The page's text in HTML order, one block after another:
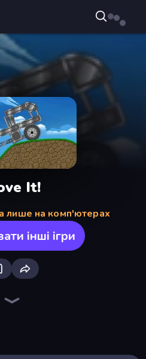
It!
лише на комп'ютерах
інші ігри